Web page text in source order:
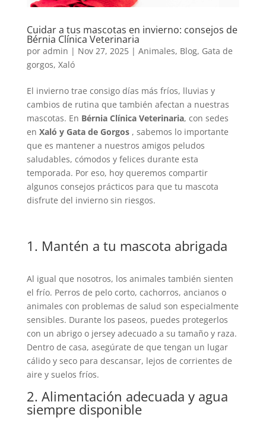
Cuidar a tus mascotas en invierno: consejos de
Bérnia Clínica Veterinaria
por admin | Nov 27, 2025| Animales, Blog, Gata de
gorgos, Xaló
El invierno trae consigo días más fríos, lluvias y
cambios de rutina que también afectan a nuestras
mascotas. En Bérnia Clínica Veterinaria, con sedes
en Xaló y Gata de Gorgos , sabemos lo importante
que es mantener a nuestros amigos peludos
saludables, cómodos y felices durante esta
temporada. Por eso, hoy queremos compartir
algunos consejos prácticos para que tu mascota
disfrute del invierno sin riesgos.
1. Mantén a tu mascota abrigada
Al igual que nosotros, los animales también sienten
el frío. Perros de pelo corto, cachorros, ancianos o
animales con problemas de salud son especialmente
sensibles. Durante los paseos, puedes protegerlos
con un abrigo o jersey adecuado a su tamaño y raza.
Dentro de casa, asegúrate de que tengan un lugar
cálido y seco para descansar, lejos de corrientes de
aire y suelos fríos.
2. Alimentación adecuada y agua
siempre disponible